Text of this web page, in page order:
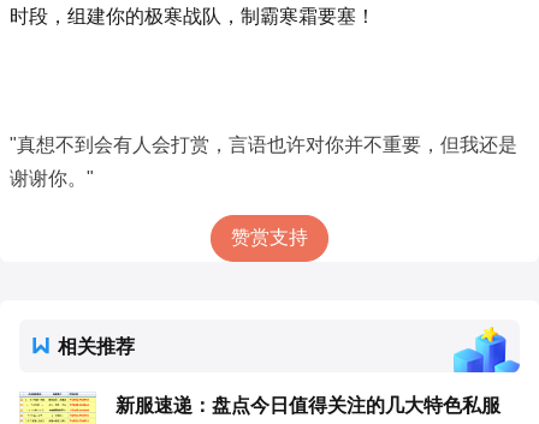
时段，组建你的极寒战队，制霸寒霜要塞！
"真想不到会有人会打赏，言语也许对你并不重要，但我还是
谢谢你。"
赞赏支持
相关推荐
新服速递：盘点今日值得关注的几大特色私服